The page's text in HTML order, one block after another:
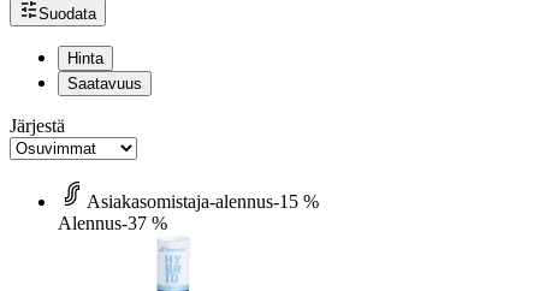
Suodata
Hinta
Saatavuus
Järjestä
Asiakasomistaja-alennus-15 %
Alennus-37 %